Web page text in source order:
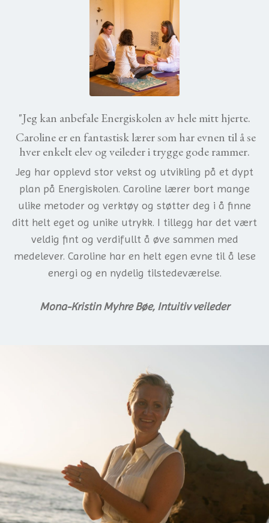
"Jeg kan anbefale Energiskolen av hele mitt hjerte.
Caroline er en fantastisk lærer som har evnen til å se
hver enkelt elev og veileder i trygge gode rammer.
Jeg har opplevd stor vekst og utvikling på et dypt
plan på Energiskolen. Caroline lærer bort mange
ulike metoder og verktøy og støtter deg i å finne
ditt helt eget og unike utrykk. I tillegg har det vært
veldig fint og verdifullt å øve sammen med
medelever. Caroline har en helt egen evne til å lese
energi og en nydelig tilstedeværelse.
Mona-Kristin Myhre Bøe, Intuitiv veileder